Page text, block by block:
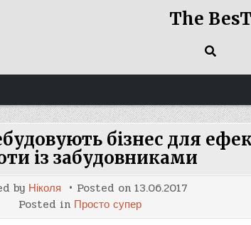
The BesT
бізнес для
із забудовниками
by Ніколя Posted on 13.06.2017
Posted in Просто супер